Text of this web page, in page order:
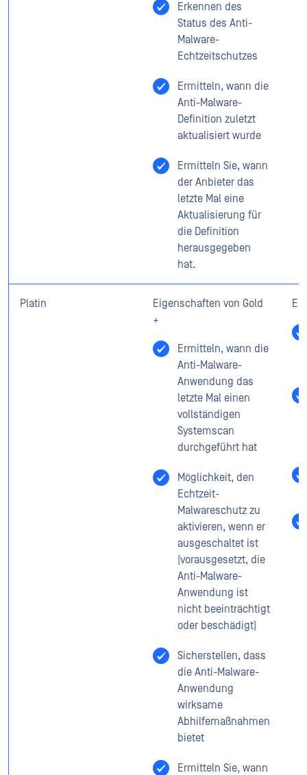
Erkennen des
Status des Anti-
Malware-
Echtzeitschutzes
Ermitteln, wann die
Anti-Malware-
Definition zuletzt
aktualisiert wurde
Ermitteln Sie, wann
der Anbieter das
letzte Mal eine
Aktualisierung für
die Definition
herausgegeben
hat.
Platin
Eigenschaften von Gold
+
Ermitteln, wann die
Anti-Malware-
Anwendung das
letzte Mal einen
vollständigen
Systemscan
durchgeführt hat
Möglichkeit, den
Echtzeit-
Malwareschutz zu
aktivieren, wenn er
ausgeschaltet ist
(vorausgesetzt, die
Anti-Malware-
Anwendung ist
nicht beeinträchtigt
oder beschädigt)
Sicherstellen, dass
die Anti-Malware-
Anwendung
wirksame
Abhilfemaßnahmen
bietet
Ermitteln Sie, wann